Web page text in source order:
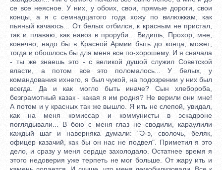
се все неясное. У них, у обоих, свои, прямые дороги, свои
концы, а я с семнадцатого года хожу по вилюжкам, как
пьяный качаюсь... От белых отбился, к красным не пристал,
так и плаваю, как навоз в проруби... Видишь, Прохор, мне,
конечно, надо бы в Красной Армии быть до конца, может;
тогда и обошлось бы для меня все по-хорошему. И я сначала
- ты же знаешь это - с великой душой служил Советской
власти, а потом все это поломалось... У белых, у
командования ихнего, я был чужой, на подозрении у них был
всегда. Да и как могло быть иначе? Сын хлебороба,
безграмотный казак - какая я им родня? Не верили они мне!
А потом и у красных так же вышло. Я ить не слепой, увидал,
как на меня комиссар и коммунисты в эскадроне
поглядывали... В бою с меня глаз не сводили, караулили
каждый шаг и наверняка думали: "Э-э, сволочь, беляк,
офицер казачий, как бы он нас не подвел". Приметил я это
дело, и сразу у меня сердце захолодало. Остатнее время я
этого недоверия уже терпеть не мог больше. От жару ить и